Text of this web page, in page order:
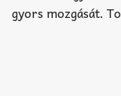
gyors mozgását.